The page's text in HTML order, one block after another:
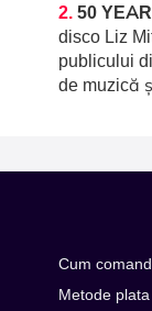
2. 50
disco Liz
publicului
de muzică
Cum comand
Metode plata